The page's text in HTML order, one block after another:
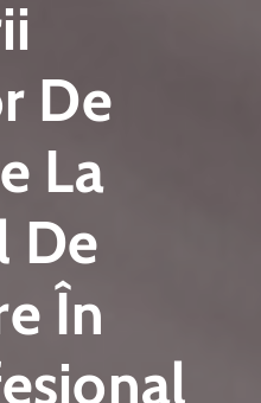
De
La
De
În